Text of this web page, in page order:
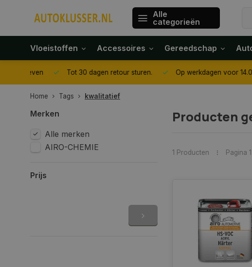
Alle
categorieën
Vloeistoffen Accessoires Gereedschap
Tot 30 dagen retour sturen. Op werkdagen voor 14.00 uur
Home Tags kwalitatief
Merken
Alle merken
AIRO-CHEMIE
Prijs
Producten
1 Producten Pagina